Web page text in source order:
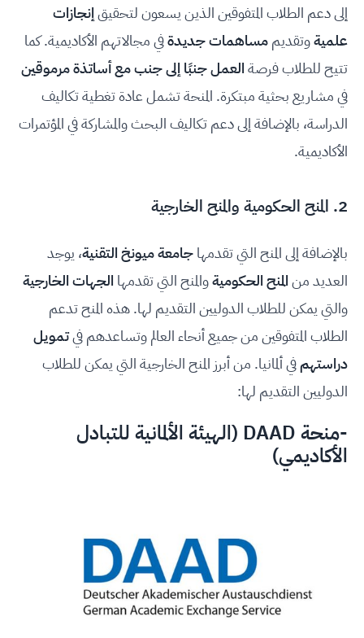
إلى دعم الطلاب المتفوقين الذين يسعون لتحقيقإنجازات
علميةوتقديممساهمات جديدةفي مجالاتهم الأكاديمية. كما
تتيح للطلاب فرصةالعمل جنبًا إلى جنب مع أساتذة مرموقين
في مشاريع بحثية مبتكرة. المنحة تشمل عادة تغطية تكاليف
الدراسة، بالإضافة إلى دعم تكاليف البحث والمشاركة في المؤتمرات
الأكاديمية.
2. المنح الحكومية والمنح الخارجية
بالإضافة إلى المنح التي تقدمهاجامعة ميونخ التقنية، يوجد
العديد منالمنح الحكوميةوالمنح التي تقدمها الجهات الخارجية
والتي يمكن للطلاب الدوليين التقديم لها. هذه المنح تدعم
الطلاب المتفوقين من جميع أنحاء العالم وتساعدهم فيتمويل
دراستهمفي ألمانيا. من أبرز المنح الخارجية التي يمكن للطلاب
الدوليين التقديم لها:
-منحةDAAD (الهيئة الألمانية للتبادل
الأكاديمي)